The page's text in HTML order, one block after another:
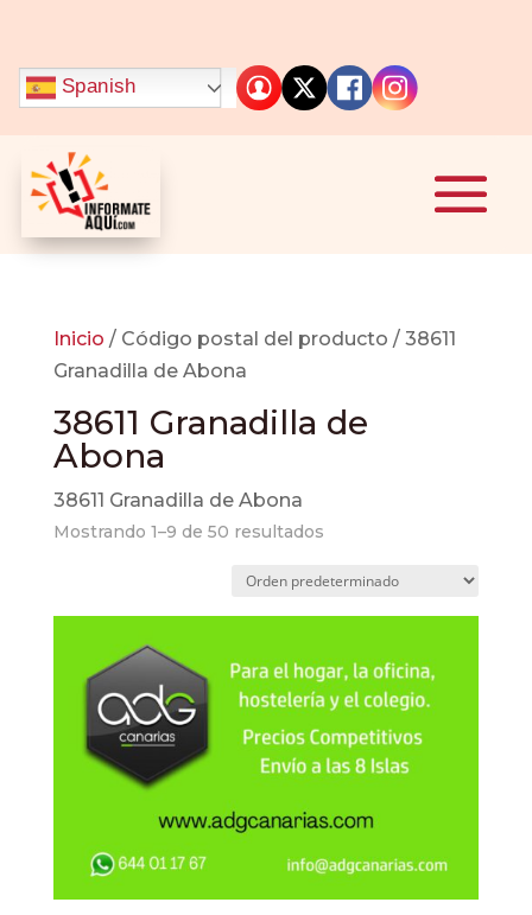
Spanish
Inicio / Código postal del producto / 38611
Granadilla de Abona
38611 Granadilla de
Abona
38611 Granadilla de Abona
Mostrando 1–9 de 50 resultados